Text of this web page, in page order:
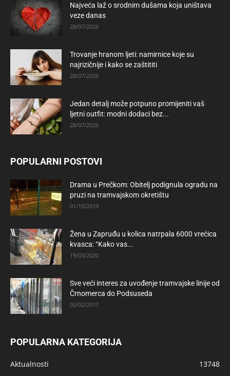
Najveća laž o srodnim dušama koja uništava
veze danas
28/07/2026
Trovanje hranom ljeti: namirnice koje su
najrizičnije i kako se zaštititi
28/07/2026
Jedan detalj može potpuno promijeniti vaš
ljetni outfit: modni dodaci bez...
28/07/2026
POPULARNI POSTOVI
Drama u Prečkom: Obitelj podignula ogradu na
pruzi na tramvajskom okretištu
01/10/2019
Žena u Zapruđu u kolica natrpala 6000 vrećica
kvasca: “Kako vas...
19/03/2020
Sve veći interes za uvođenje tramvajske linije od
Črnomerca do Podsuseda
02/02/2017
POPULARNA KATEGORIJA
Aktualnosti
13748